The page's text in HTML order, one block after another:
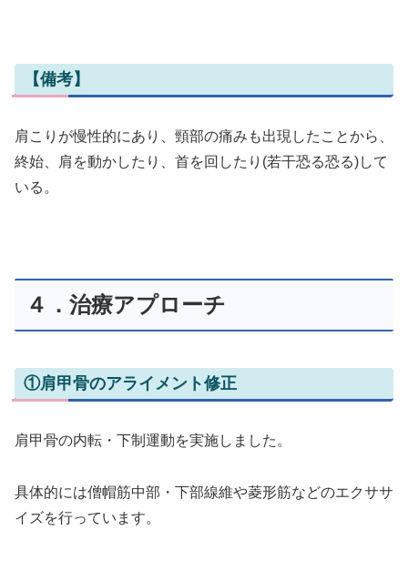
【備考】
肩こりが慢性的にあり、頸部の痛みも出現したことから、
終始、肩を動かしたり、首を回したり(若干恐る恐る)して
いる。
４．治療アプローチ
①肩甲骨のアライメント修正
肩甲骨の内転・下制運動を実施しました。
具体的には僧帽筋中部・下部線維や菱形筋などのエクササ
イズを行っています。